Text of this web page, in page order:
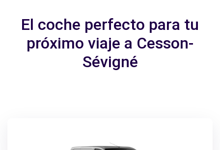
El coche perfecto para tu
próximo viaje a Cesson-
Sévigné